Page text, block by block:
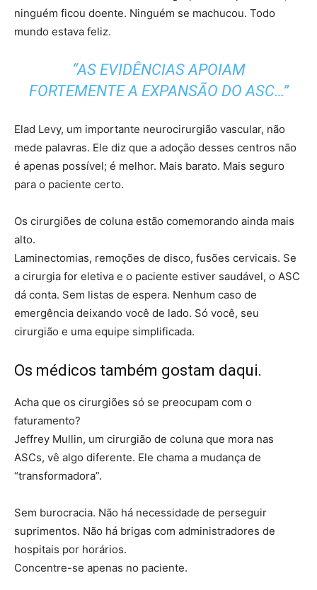
ninguém ficou doente. Ninguém se machucou. Todo
mundo estava feliz.
“AS EVIDÊNCIAS APOIAM
FORTEMENTE A EXPANSÃO DO ASC…”
Elad Levy, um importante neurocirurgião vascular, não
mede palavras. Ele diz que a adoção desses centros não
é apenas possível; é melhor. Mais barato. Mais seguro
para o paciente certo.
Os cirurgiões de coluna estão comemorando ainda mais
alto.
Laminectomias, remoções de disco, fusões cervicais. Se
a cirurgia for eletiva e o paciente estiver saudável, o ASC
dá conta. Sem listas de espera. Nenhum caso de
emergência deixando você de lado. Só você, seu
cirurgião e uma equipe simplificada.
Os médicos também gostam daqui.
Acha que os cirurgiões só se preocupam com o
faturamento?
Jeffrey Mullin, um cirurgião de coluna que mora nas
ASCs, vê algo diferente. Ele chama a mudança de
“transformadora”.
Sem burocracia. Não há necessidade de perseguir
suprimentos. Não há brigas com administradores de
hospitais por horários.
Concentre-se apenas no paciente.